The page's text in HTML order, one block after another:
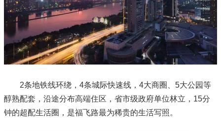
2条地铁线环绕，4条城际快速线，4大商圈、5大公园等
醇熟配套，沿途分布高端住区，省市级政府单位林立，15分
钟的超配生活圈，是福飞路最为稀贵的生活写照。